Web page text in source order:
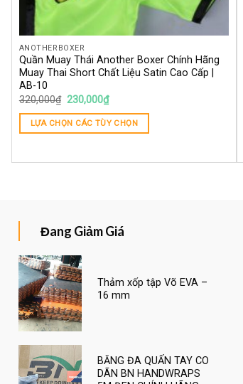
ANOTHERBOXER
Quần Muay Thái Another Boxer Chính Hãng
Muay Thai Short Chất Liệu Satin Cao Cấp |
AB-10
320,000₫ 230,000₫
LỰA CHỌN CÁC TÙY CHỌN
Đang Giảm Giá
Yêu
thích
Thảm xốp tập Võ EVA –
16 mm
BĂNG ĐA QUẤN TAY CO
DÃN BN HANDWRAPS